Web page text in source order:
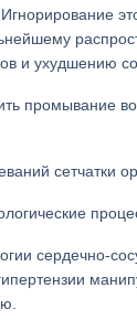
и ухудшению
промывание
сетчатки
сердечно-